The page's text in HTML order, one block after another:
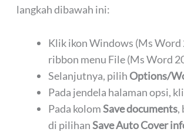
langkah dibawah ini:
Klik ikon Windows (Ms Word
ribbon menu File (Ms Word
Selanjutnya, pilih Options/
Pada jendela halaman opsi,
Pada kolomSave documents,
di pilihanSave Auto Cover